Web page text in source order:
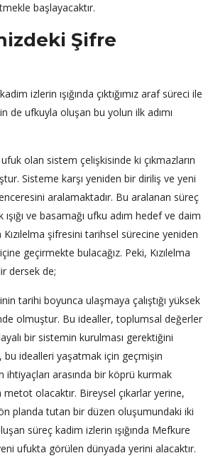
başlayacaktır.
Şifre
izlerin ışığında çıktığımız araf süreci ile
de ufkuyla oluşan bu yolun ilk adımı
olan sistem çelişkisinde ki çıkmazların
Sisteme karşı yeniden bir diriliş ve yeni
aralamaktadır. Bu aralanan süreç
ışığı ve basamağı ufku adım hedef ve daim
Kızılelma şifresini tarihsel sürecine yeniden
geçirmekte bulacağız. Peki, Kızılelma
dersek de;
tarihi boyunca ulaşmaya çalıştığı yüksek
olmuştur. Bu idealler, toplumsal değerler
bir sistemin kurulması gerektiğini
bu idealleri yaşatmak için geçmişin
ihtiyaçları arasında bir köprü kurmak
olacaktır. Bireysel çıkarlar yerine,
planda tutan bir düzen oluşumundaki iki
süreç kadim izlerin ışığında Mefkure
ufukta görülen dünyada yerini alacaktır.